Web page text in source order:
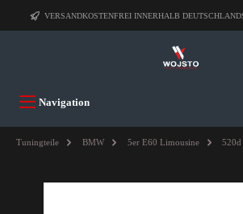
VERSANDKOSTENFREI INNERHALB
Navigation
Tuningteile BMW 5er E60 Limousine 520d